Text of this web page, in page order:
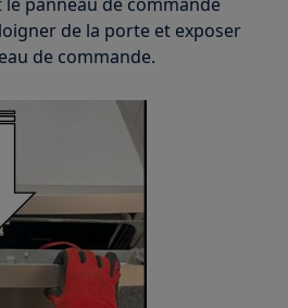
de la porte et exposer
de commande.